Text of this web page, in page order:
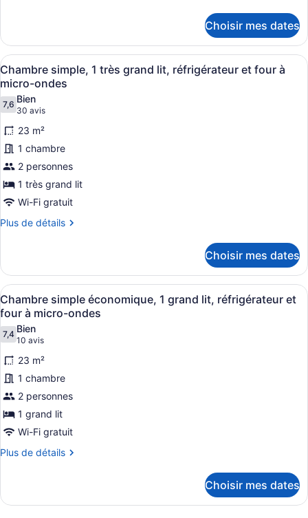
2
grands
lits
Chambre
économique
double,
2
grands
lits
Choisir mes dates
Afficher
toutes
les
photos
pour
ce
type
de
chambre :
Chambre
simple,
grand
lit,
réfrigérateur
et
four
à
micro-
ondes
Une chambre d’hôtel avec un lit,
5
Chambre simple, 1 très grand lit, réfrigérateur et four à
micro-ondes
7,67,6 sur 10
Bien
30 avis
(30 avis)
23 m²
1 chambre
2 personnes
1 très grand lit
Wi-Fi gratuit
Plus de détails
Plus
Chambre
simple,
1
très
grand
lit,
réfrigérateur
et
à
micro-
ondes
Choisir mes dates
Afficher
toutes
les
photos
pour
ce
type
de
chambre :
Chambre
simple
grand
Une chambre d’hôtel avec un lit,
5
Chambre simple économique, 1 grand lit, réfrigérateur et
four à micro-ondes
7,47,4 sur 10
Bien
10 avis
(10 avis)
23 m²
1 chambre
2 personnes
1 grand lit
Wi-Fi gratuit
Plus de détails
Plus
Chambre
Choisir mes dates